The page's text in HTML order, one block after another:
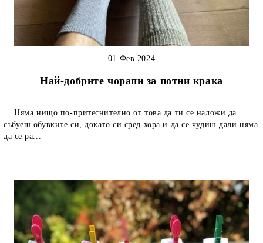
Най-добрите чорапи за потни крака
01 Фев 2024
Няма нищо по-притеснително от това да ти се наложи да
събуеш обувките си, докато си сред хора и да се чудиш дали няма
да се ра...